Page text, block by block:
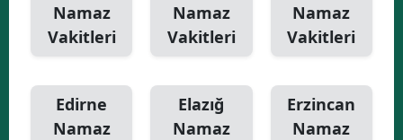
Namaz
Vakitleri
Namaz
Vakitleri
Namaz
Vakitleri
Edirne
Namaz
Elazığ
Namaz
Erzincan
Namaz